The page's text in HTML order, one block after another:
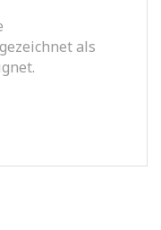
als